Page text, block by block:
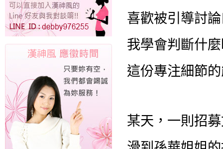
喜歡被引導討
我學會判斷什
這份專注細節
某天，一則招